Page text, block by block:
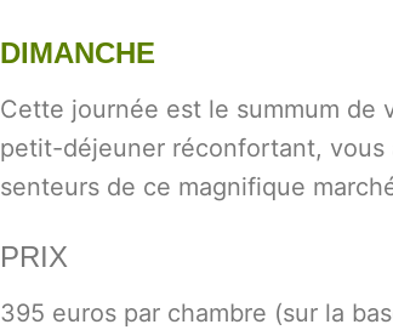
DIMANCHE
Cette journée est le summum de
petit-déjeuner réconfortant, vous
senteurs de ce magnifique
PRIX
395 euros par chambre (sur la